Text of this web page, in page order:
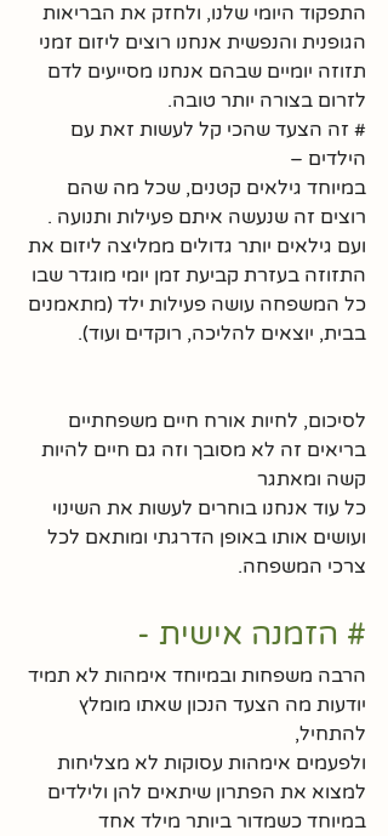
התפקוד היומי שלנו, ולחזק את הבריאות
הגופנית והנפשית אנחנו רוצים ליזום זמני
תזוזה יומיים שבהם אנחנו מסייעים לדם
לזרום בצורה יותר טובה.
# זה הצעד שהכי קל לעשות זאת עם
הילדים –
במיוחד גילאים קטנים, שכל מה שהם
רוצים זה שנעשה איתם פעילות ותנועה .
ועם גילאים יותר גדולים ממליצה ליזום את
התזוזה בעזרת קביעת זמן יומי מוגדר שבו
כל המשפחה עושה פעילות ילד (מתאמנים
בבית, יוצאים להליכה, רוקדים ועוד).
לסיכום, לחיות אורח חיים משפחתיים
בריאים זה לא מסובך וזה גם חיים להיות
קשה ומאתגר
כל עוד אנחנו בוחרים לעשות את השינוי
ועושים אותו באופן הדרגתי ומותאם לכל
צרכי המשפחה.
# הזמנה אישית -
הרבה משפחות ובמיוחד אימהות לא תמיד
יודעות מה הצעד הנכון שאתו מומלץ
להתחיל,
ולפעמים אימהות עסוקות לא מצליחות
למצוא את הפתרון שיתאים להן ולילדים
במיוחד כשמדור ביותר מילד אחד